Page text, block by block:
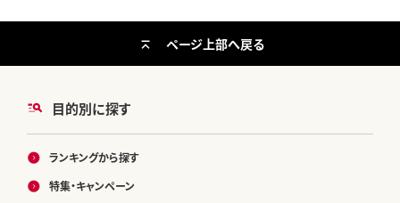
目的別に探す
ランキングから探す
特集・キャンペーン
ページ上部へ戻る